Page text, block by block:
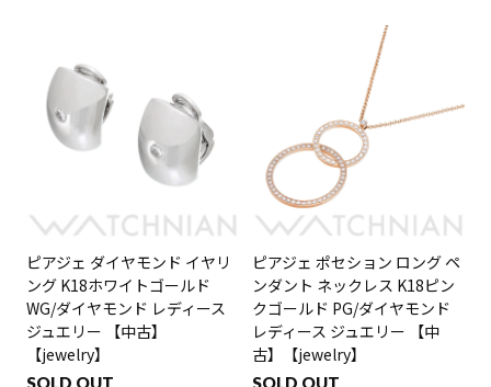
ピアジェ ダイヤモンド イヤリ
ング K18ホワイトゴールド
WG/ダイヤモンド レディース
ジュエリー 【中古】
【jewelry】
SOLD OUT
ピアジェ ポセション ロング ペ
ンダント ネックレス K18ピン
クゴールド PG/ダイヤモンド
レディース ジュエリー 【中
古】【jewelry】
SOLD OUT